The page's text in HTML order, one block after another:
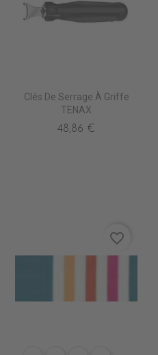
Clés De Serrage À Griffe
TENAX
48,86 €
favorite_border